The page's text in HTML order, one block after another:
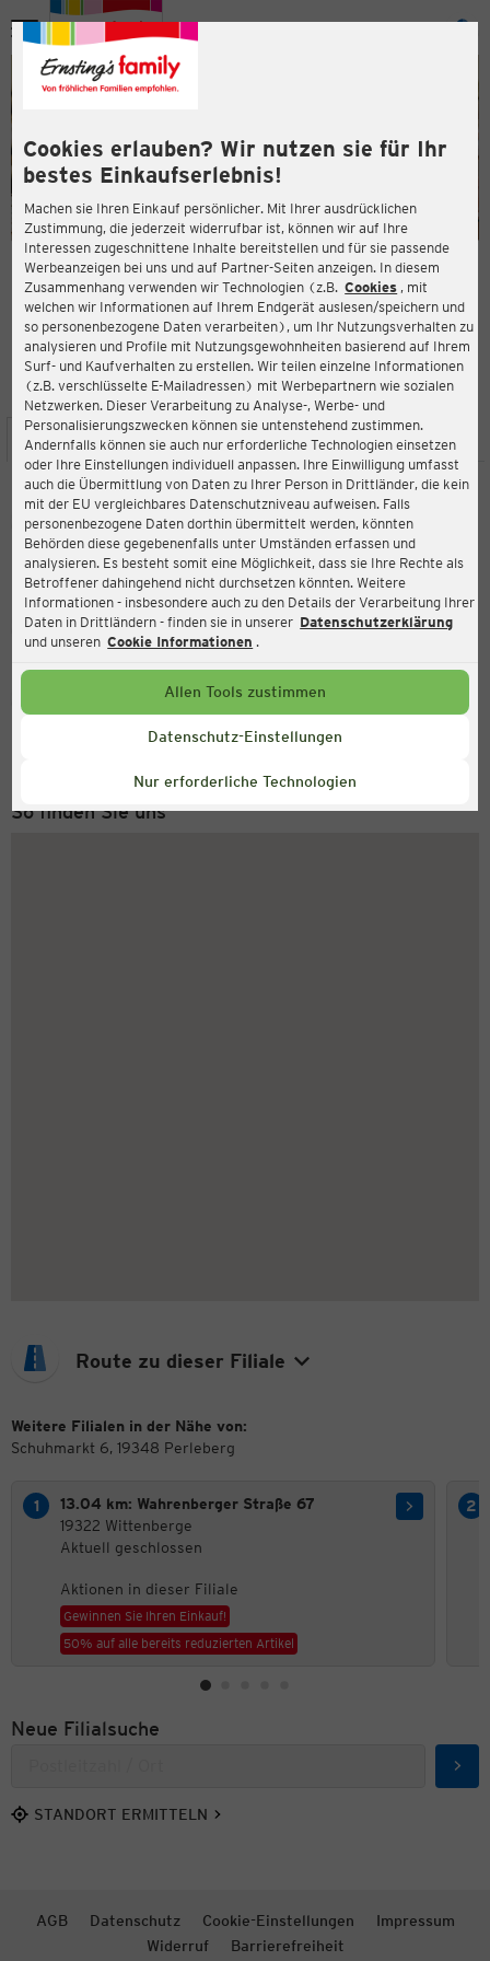
Cookies erlauben? Wir nutzen sie für Ihr
bestes Einkaufserlebnis!
Machen sie Ihren Einkauf persönlicher. Mit Ihrer ausdrücklichen
Zustimmung, die jederzeit widerrufbar ist, können wir auf Ihre
Interessen zugeschnittene Inhalte bereitstellen und für sie passende
Werbeanzeigen bei uns und auf Partner-Seiten anzeigen. In diesem
Zusammenhang verwenden wir Technologien (z.B. Cookies , mit
welchen wir Informationen auf Ihrem Endgerät auslesen/speichern und
so personenbezogene Daten verarbeiten), um Ihr Nutzungsverhalten zu
analysieren und Profile mit Nutzungsgewohnheiten basierend auf Ihrem
Surf- und Kaufverhalten zu erstellen. Wir teilen einzelne Informationen
(z.B. verschlüsselte E-Mailadressen) mit Werbepartnern wie sozialen
Netzwerken. Dieser Verarbeitung zu Analyse-, Werbe- und
Personalisierungszwecken können sie untenstehend zustimmen.
Andernfalls können sie auch nur erforderliche Technologien einsetzen
oder Ihre Einstellungen individuell anpassen. Ihre Einwilligung umfasst
auch die Übermittlung von Daten zu Ihrer Person in Drittländer, die kein
mit der EU vergleichbares Datenschutzniveau aufweisen. Falls
personenbezogene Daten dorthin übermittelt werden, könnten
Behörden diese gegebenenfalls unter Umständen erfassen und
analysieren. Es besteht somit eine Möglichkeit, dass sie Ihre Rechte als
Betroffener dahingehend nicht durchsetzen könnten. Weitere
Informationen - insbesondere auch zu den Details der Verarbeitung Ihrer
Daten in Drittländern - finden sie in unserer Datenschutzerklärung
und unseren Cookie Informationen .
Allen Tools zustimmen
Datenschutz-Einstellungen
Nur erforderliche Technologien
Menü
ERNSTING'S FAMILY FILIALE
Schuhmarkt 6
19348 Perleberg
4,6
Bewertung:
STANDORT SERVICES SORTIMENT AKTIONEN
Ernsting's family
Schuhmarkt 6, 19348 Perleberg
Aktuell:
Geschlossen
Service Hotline
+49 (0) 2546 / 98 999 98
So finden Sie uns
Route zu dieser Filiale
Weitere Filialen in der Nähe von:
Schuhmarkt 6, 19348 Perleberg
13.04 km: Wahrenberger Straße 67
19322 Wittenberge
Aktuell geschlossen
Aktionen in dieser Filiale
Gewinnen Sie Ihren Einkauf!
50% auf alle bereits reduzierten Artikel
Neue Filialsuche
STANDORT ERMITTELN
AGB Datenschutz Cookie-Einstellungen
Impressum
Widerruf
Barrierefreiheit